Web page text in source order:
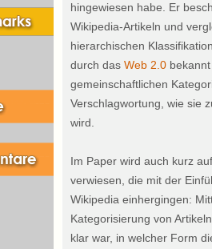
hingewiesen habe. Er
Wikipedia-Artikeln und
hierarchischen
durch das Web 2.0
gemeinschaftlichen
Verschlagwortung, wie sie
wird.
Im Paper wird auch kurz
verwiesen, die mit der
Wikipedia einhergingen:
Kategorisierung von
klar war, in welcher Form